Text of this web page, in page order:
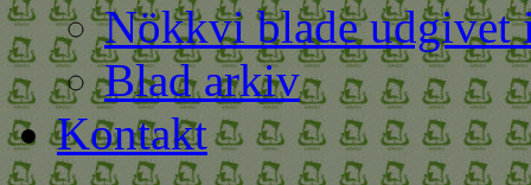
Nökkvi blade udgivet
Blad arkiv
Kontakt